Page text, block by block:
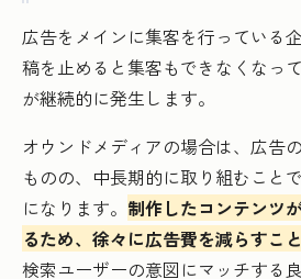
広告をメインに集客を行っている
稿を止めると集客もできなくなっ
が継続的に発生します。
オウンドメディアの場合は、広告
ものの、中長期的に取り組むこと
になります。 制作したコンテンツ
るため、徐々に広告費を減らすこ
検索ユーザーの意図にマッチする